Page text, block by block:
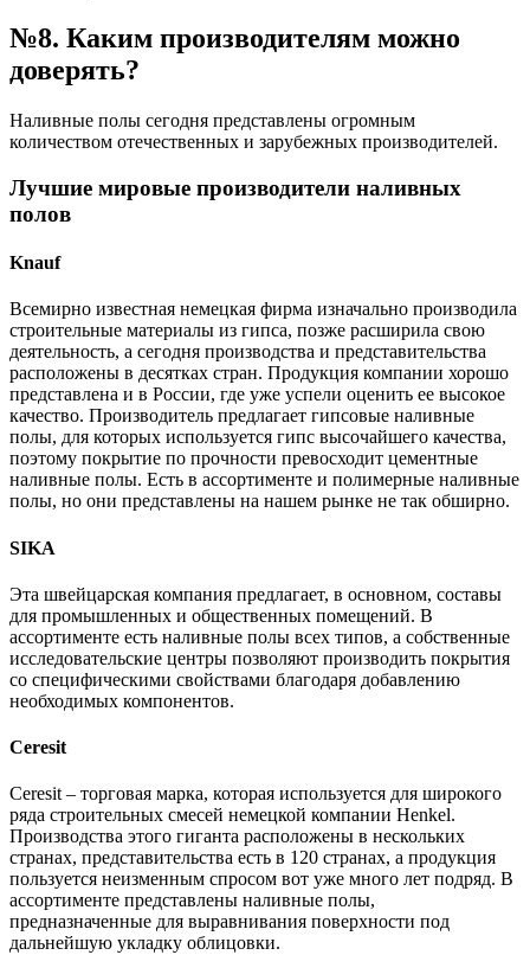
№8. Каким производителям можно
доверять?
Наливные полы сегодня представлены огромным
количеством отечественных и зарубежных производителей.
Лучшие мировые производители наливных
полов
Knauf
Всемирно известная немецкая фирма изначально производила
строительные материалы из гипса, позже расширила свою
деятельность, а сегодня производства и представительства
расположены в десятках стран. Продукция компании хорошо
представлена и в России, где уже успели оценить ее высокое
качество. Производитель предлагает гипсовые наливные
полы, для которых используется гипс высочайшего качества,
поэтому покрытие по прочности превосходит цементные
наливные полы. Есть в ассортименте и полимерные наливные
полы, но они представлены на нашем рынке не так обширно.
SIKA
Эта швейцарская компания предлагает, в основном, составы
для промышленных и общественных помещений. В
ассортименте есть наливные полы всех типов, а собственные
исследовательские центры позволяют производить покрытия
со специфическими свойствами благодаря добавлению
необходимых компонентов.
Ceresit
Ceresit – торговая марка, которая используется для широкого
ряда строительных смесей немецкой компании Henkel.
Производства этого гиганта расположены в нескольких
странах, представительства есть в 120 странах, а продукция
пользуется неизменным спросом вот уже много лет подряд. В
ассортименте представлены наливные полы,
предназначенные для выравнивания поверхности под
дальнейшую укладку облицовки.